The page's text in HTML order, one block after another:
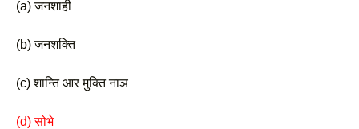
(a) जनशाही
(b) जनशक्ति
(c) शान्ति आर मुक्ति नाञ
(d) सोभे